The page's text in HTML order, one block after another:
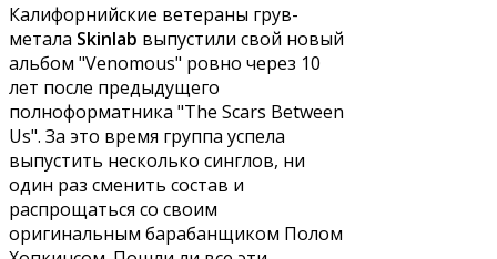
Калифорнийские ветераны грув-
метала Skinlab выпустили свой новый
альбом "Venomous" ровно через 10
лет после предыдущего
полноформатника "The Scars Between
Us". За это время группа успела
выпустить несколько синглов, ни
один раз сменить состав и
распрощаться со своим
оригинальным барабанщиком Полом